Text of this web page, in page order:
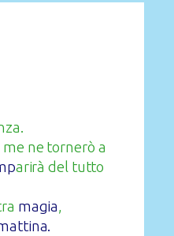
ne tornerò a
arirà del tutto
magia